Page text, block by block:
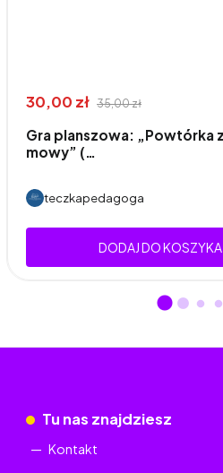
30,00 zł 35,00 zł
Gra planszowa: „Powtórka
mowy” (…
teczkapedagoga
DODAJ DO KOSZYKA
Tu nas znajdziesz
Kontakt